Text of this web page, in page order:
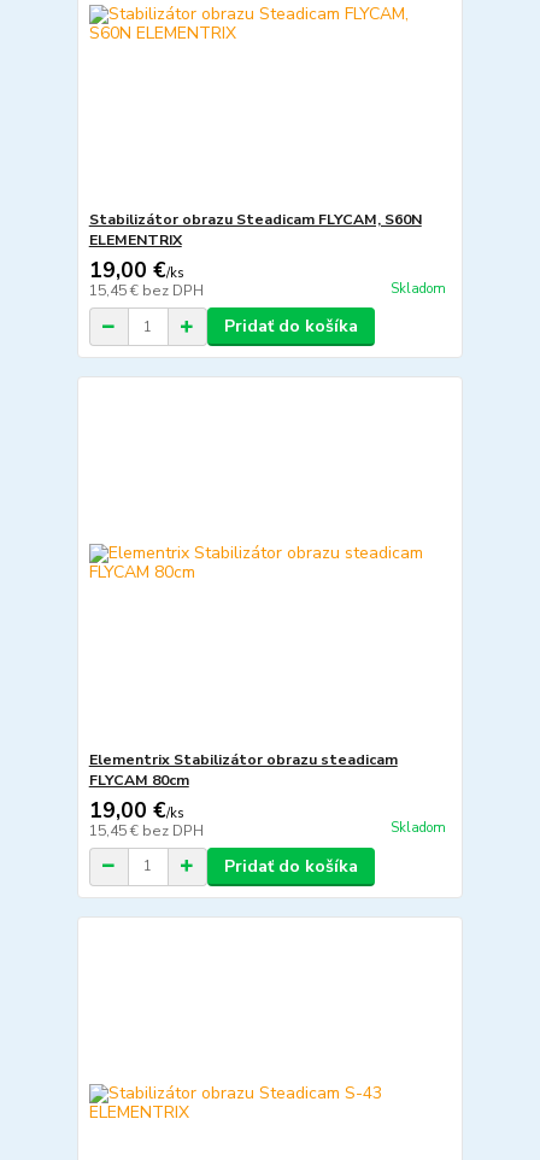
Stabilizátor obrazu Steadicam FLYCAM, S60N
ELEMENTRIX
19,00 €/ks
15,45 € bez DPH Skladom
Pridať do košíka
Elementrix Stabilizátor obrazu steadicam
FLYCAM 80cm
19,00 €/ks
15,45 € bez DPH Skladom
Pridať do košíka